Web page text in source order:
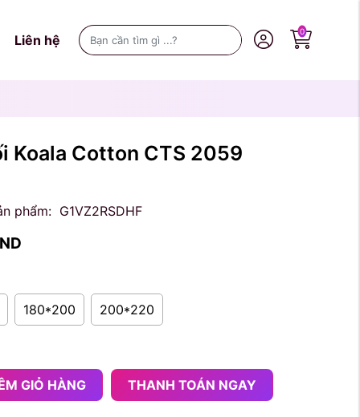
Liên hệ
0
Koala Cotton CTS 2059
phẩm: G1VZ2RSDHF
180*200 200*220
GIỎ HÀNG THANH TOÁN NGAY